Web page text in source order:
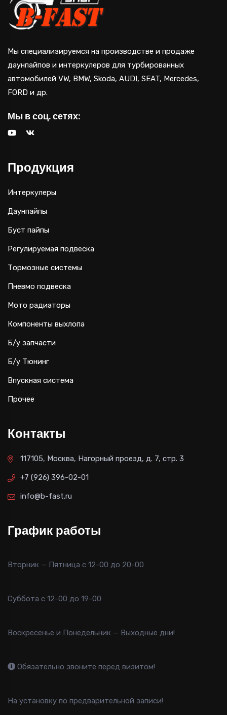
Мы специализируемся на производстве и продаже
даунпайпов и интеркулеров для турбированных
автомобилей VW, BMW, Skoda, AUDI, SEAT, Mercedes,
FORD и др.
Мы в соц. сетях:
Продукция
Интеркулеры
Даунпайпы
Буст пайпы
Регулируемая подвеска
Тормозные системы
Пневмо подвеска
Мото радиаторы
Компоненты выхлопа
Б/у запчасти
Б/у Тюнинг
Впускная система
Прочее
Контакты
117105, Москва, Нагорный проезд, д. 7, стр. 3
+7 (926) 396-02-01
info@b-fast.ru
График работы
Вторник — Пятница с 12-00 до 20-00
Суббота с 12-00 до 19-00
Воскресенье и Понедельник — Выходные дни!
Обязательно звоните перед визитом!
На установку по предварительной записи!